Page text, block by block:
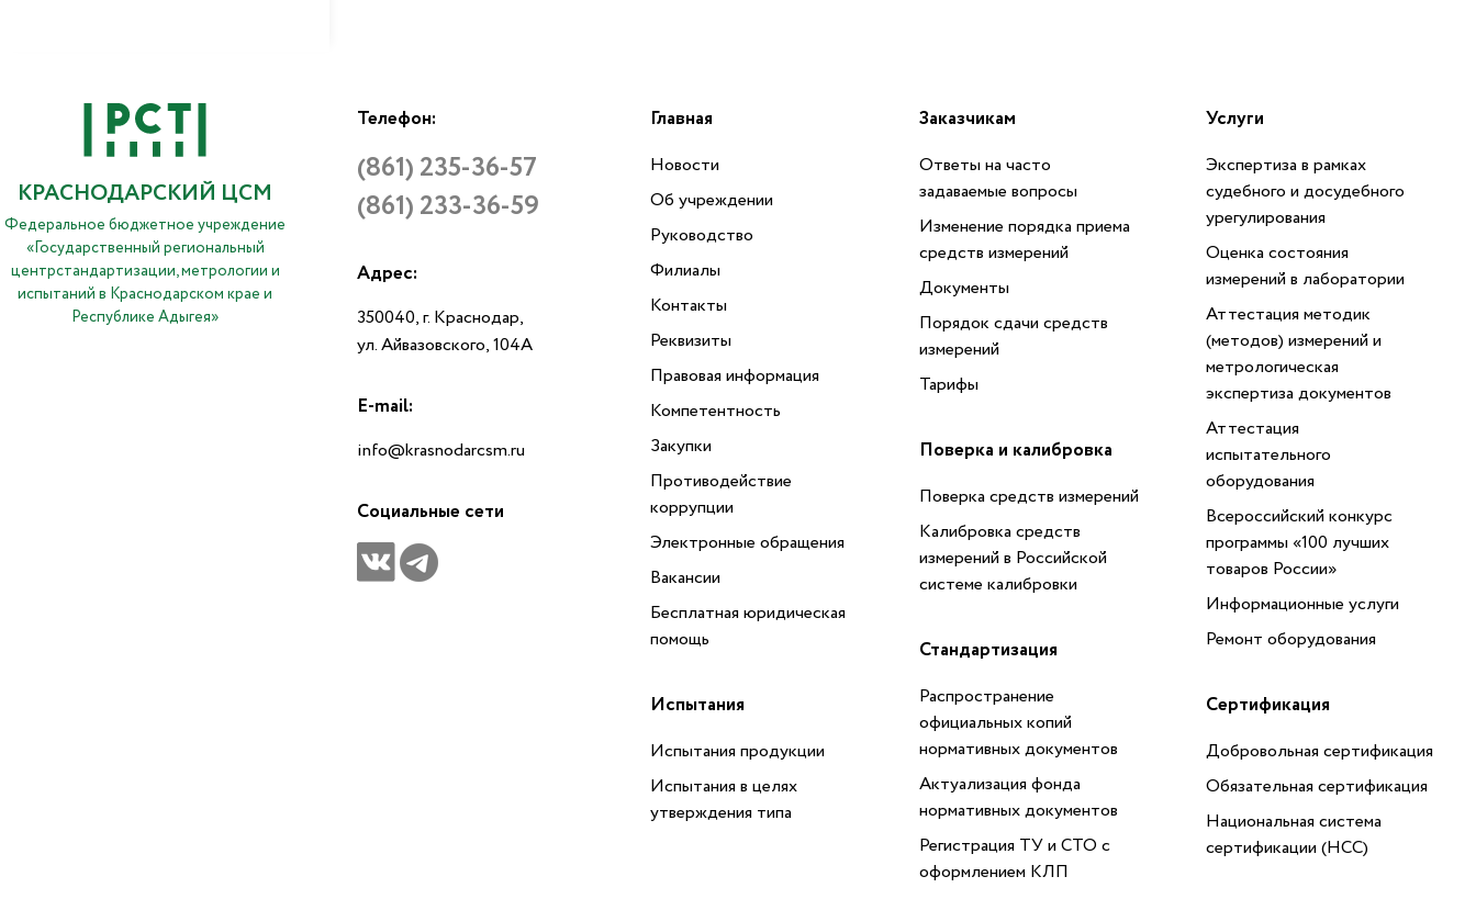
КРАСНОДАРСКИЙ ЦСМ
Федеральное бюджетное учреждение
«Государственный региональный
центрстандартизации, метрологии и
испытаний в Краснодарском крае и
Республике Адыгея»
Телефон:
(861) 235-36-57
(861) 233-36-59
Адрес:
350040, г. Краснодар,
ул. Айвазовского, 104А
E-mail:
info@krasnodarcsm.ru
Социальные сети
Главная
Новости
Об учреждении
Руководство
Филиалы
Контакты
Реквизиты
Правовая информация
Компетентность
Закупки
Противодействие
коррупции
Электронные обращения
Вакансии
Бесплатная юридическая
помощь
Испытания
Испытания продукции
Испытания в целях
утверждения типа
Заказчикам
Ответы на часто
задаваемые вопросы
Изменение порядка приема
средств измерений
Документы
Порядок сдачи средств
измерений
Тарифы
Поверка и калибровка
Поверка средств измерений
Калибровка средств
измерений в Российской
системе калибровки
Стандартизация
Распространение
официальных копий
нормативных документов
Актуализация фонда
нормативных документов
Регистрация ТУ и СТО с
оформлением КЛП
Услуги
Экспертиза в рамках
судебного и досудебного
урегулирования
Оценка состояния
измерений в лаборатории
Аттестация методик
(методов) измерений и
метрологическая
экспертиза документов
Аттестация
испытательного
оборудования
Всероссийский конкурс
программы «100 лучших
товаров России»
Информационные услуги
Ремонт оборудования
Сертификация
Добровольная сертификация
Обязательная сертификация
Национальная система
сертификации (НСС)